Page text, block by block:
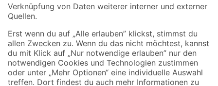
Sicher einkaufen
Jetzt die toom-App herunterladen